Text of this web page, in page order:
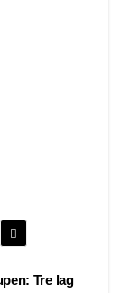
Tre lag